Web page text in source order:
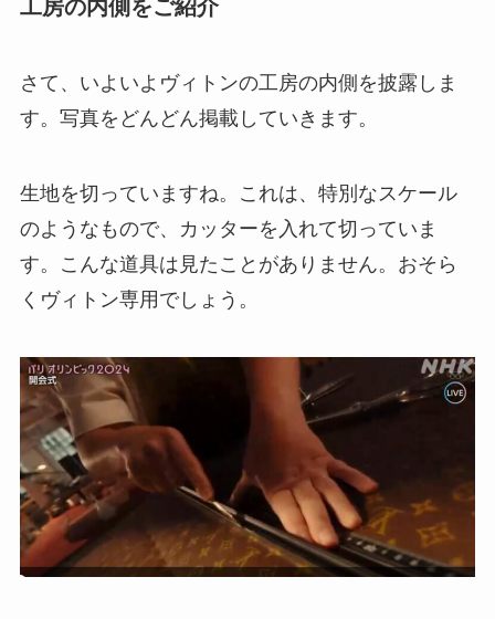
工房の内側をご紹介
さて、いよいよヴィトンの工房の内側を披露しま
す。写真をどんどん掲載していきます。
生地を切っていますね。これは、特別なスケール
のようなもので、カッターを入れて切っていま
す。こんな道具は見たことがありません。おそら
くヴィトン専用でしょう。